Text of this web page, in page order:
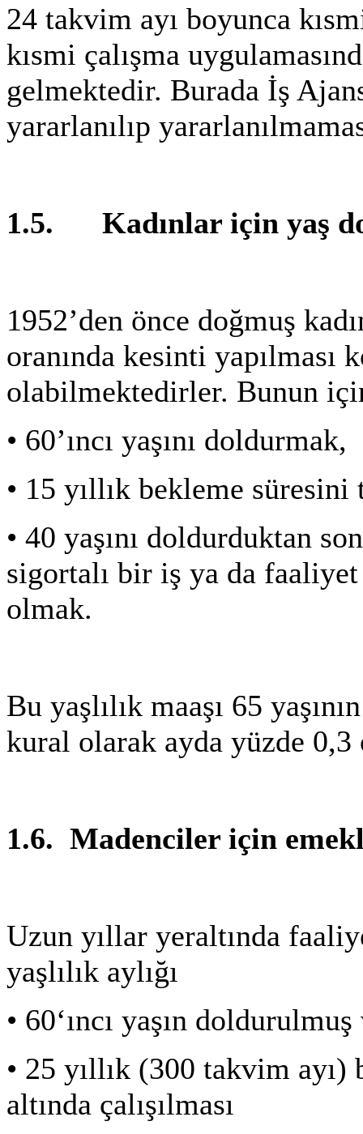
24 takvim ayı boyunca
kısmi çalışma
gelmektedir. Burada İş
yararlanılıp
1.5. Kadınlar için yaş
1952’den önce doğmuş
oranında kesinti
olabilmektedirler. Bunun
• 60’ıncı yaşını doldurmak,
• 15 yıllık bekleme
• 40 yaşını doldurduktan
sigortalı bir iş ya da
olmak.
Bu yaşlılık maaşı 65
kural olarak ayda yüzde 0,3
1.6. Madenciler için
Uzun yıllar yeraltında
yaşlılık aylığı
• 60‘ıncı yaşın doldurulmuş
• 25 yıllık (300 takvim
altında çalışılması